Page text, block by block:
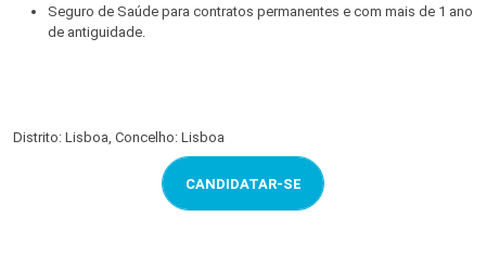
Seguro de Saúde para contratos permanentes e com mais de 1 ano
de antiguidade.
Distrito: Lisboa, Concelho: Lisboa
CANDIDATAR-SE